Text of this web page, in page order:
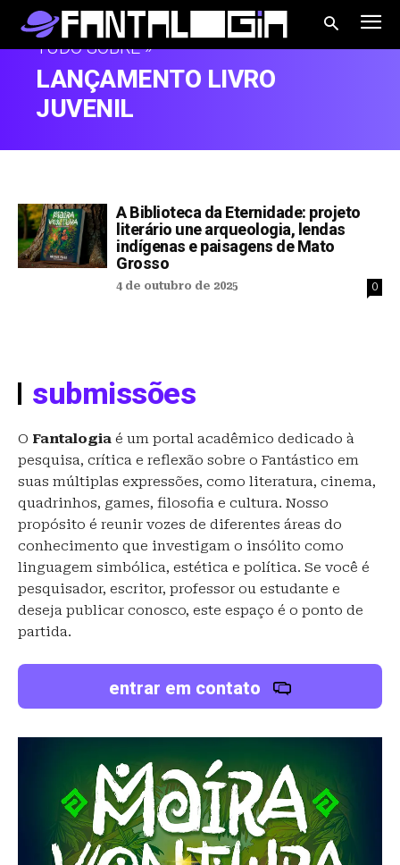
TUDO SOBRE »
LANÇAMENTO LIVRO
JUVENIL
A Biblioteca da Eternidade: projeto
literário une arqueologia, lendas
indígenas e paisagens de Mato
Grosso
4 de outubro de 2025 0
submissões
O Fantalogia é um portal acadêmico dedicado à
pesquisa, crítica e reflexão sobre o Fantástico em
suas múltiplas expressões, como literatura, cinema,
quadrinhos, games, filosofia e cultura. Nosso
propósito é reunir vozes de diferentes áreas do
conhecimento que investigam o insólito como
linguagem simbólica, estética e política. Se você é
pesquisador, escritor, professor ou estudante e
deseja publicar conosco, este espaço é o ponto de
partida.
entrar em contato